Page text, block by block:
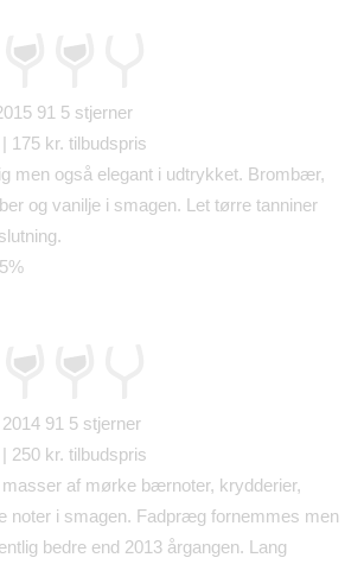
91 5 stjerner
175 kr. tilbudspris
men også elegant i udtrykket. Brombær,
og vanilje i smagen. Let tørre tanniner
91 5 stjerner
250 kr. tilbudspris
af mørke bærnoter, krydderier,
noter i smagen. Fadpræg fornemmes men
bedre end 2013 årgangen. Lang